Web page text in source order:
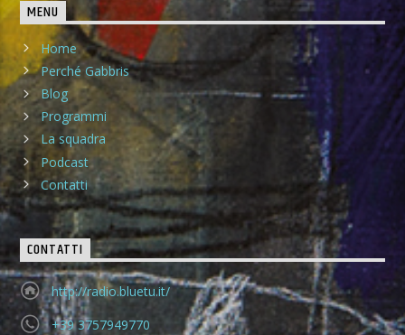
MENU
Home
Perché Gabbris
Blog
Programmi
La squadra
Podcast
Contatti
CONTATTI
http://radio.bluetu.it/
+39 3757949770